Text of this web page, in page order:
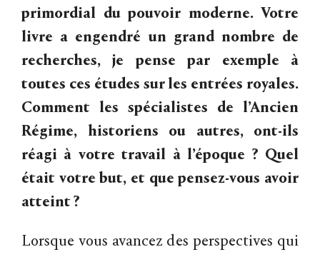
primordial du pouvoir moderne. Votre
livre a engendré un grand nombre de
recherches, je pense par exemple à
toutes ces études sur les entrées royales.
Comment les spécialistes de l’Ancien
Régime, historiens ou autres, ont-ils
réagi à votre travail à l’époque ? Quel
était votre but, et que pensez-vous avoir
atteint ?
Lorsque vous avancez des perspectives qui